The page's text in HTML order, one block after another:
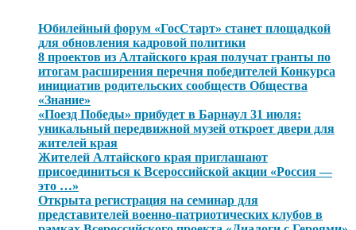
Юбилейный форум «ГосСтарт» станет площадкой
для обновления кадровой политики
8 проектов из Алтайского края получат гранты по
итогам расширения перечня победителей Конкурса
инициатив родительских сообществ Общества
«Знание»
«Поезд Победы» прибудет в Барнаул 31 июля:
уникальный передвижной музей откроет двери для
жителей края
Жителей Алтайского края приглашают
присоединиться к Всероссийской акции «Россия —
это …»
Открыта регистрация на семинар для
представителей военно-патриотических клубов в